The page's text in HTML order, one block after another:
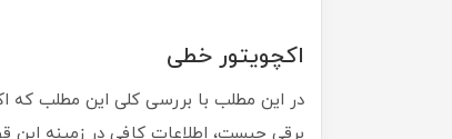
اکچویتور خطی
در این مطلب با بررسی کلی این مطلب که
برقی چیست، اطلاعات کافی در زمینه این